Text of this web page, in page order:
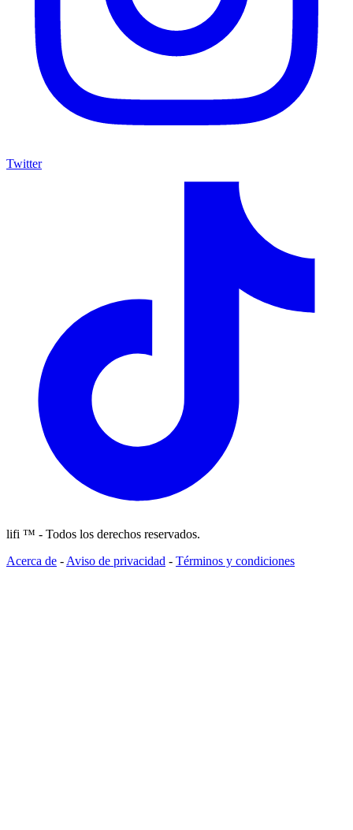
Twitter
lifi ™ - Todos los derechos reservados.
Acerca de - Aviso de privacidad - Términos y condiciones